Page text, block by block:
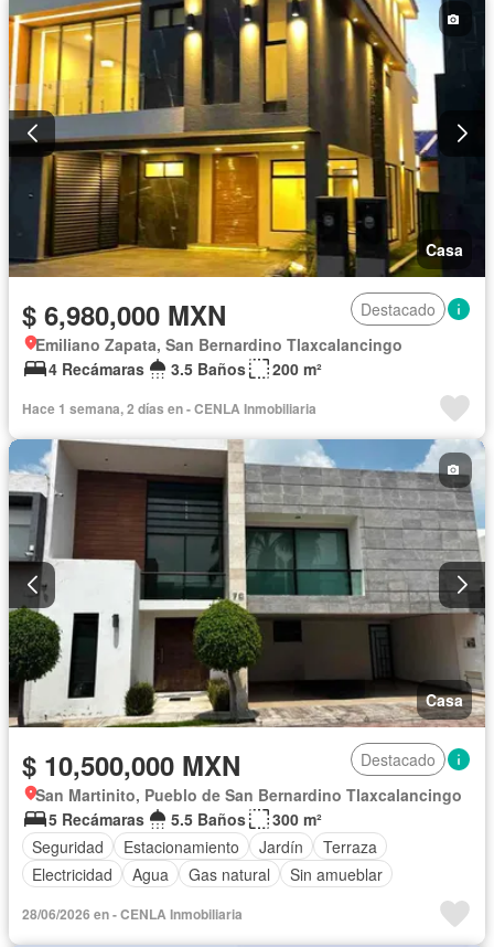
Casa
$ 6,980,000 MXN
Destacado
Emiliano Zapata, San Bernardino Tlaxcalancingo
4 Recámaras
3.5 Baños 200 m²
Hace 1 semana, 2 días en - CENLA Inmobiliaria
Casa
$ 10,500,000 MXN
Destacado
San Martinito, Pueblo de San Bernardino Tlaxcalancingo
5 Recámaras
5.5 Baños
300 m²
Seguridad
Estacionamiento Jardín
Terraza
Electricidad
Agua Gas natural Sin amueblar
28/06/2026 en - CENLA Inmobiliaria